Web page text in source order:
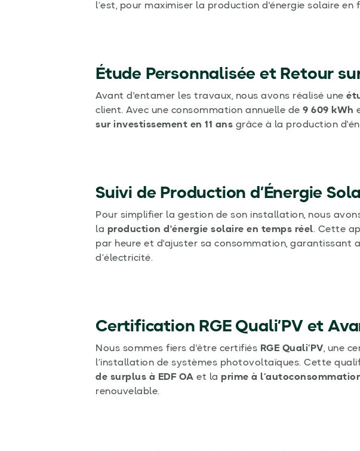
l’est, pour maximiser la production d'énergie solaire
Étude Personnalisée et Retour
Avant d'entamer les travaux, nous avons réalisé une
client. Avec une consommation annuelle de 9 609 kWh
sur investissement en 11 ans grâce à la production
Suivi de Production d’Énergie
Pour simplifier la gestion de son installation, nous
la production d'énergie solaire en temps réel. Cette
par heure et d'ajuster sa consommation, garantissant
d’électricité.
Certification RGE Quali’PV et
Nous sommes fiers d'être certifiés RGE Quali’PV, une
l’installation de systèmes photovoltaïques. Cette
de surplus à EDF OA et la prime à
renouvelable.